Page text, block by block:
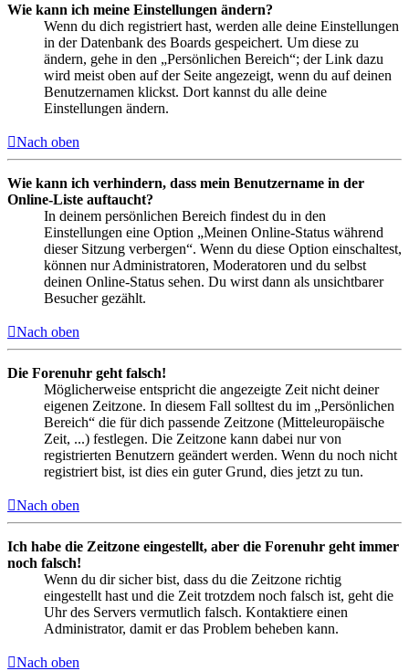
Wie kann ich meine Einstellungen ändern?
Wenn du dich registriert hast, werden alle deine Einstellungen
in der Datenbank des Boards gespeichert. Um diese zu
ändern, gehe in den „Persönlichen Bereich“; der Link dazu
wird meist oben auf der Seite angezeigt, wenn du auf deinen
Benutzernamen klickst. Dort kannst du alle deine
Einstellungen ändern.
Nach oben
Wie kann ich verhindern, dass mein Benutzername in der
Online-Liste auftaucht?
In deinem persönlichen Bereich findest du in den
Einstellungen eine Option „Meinen Online-Status während
dieser Sitzung verbergen“. Wenn du diese Option einschaltest,
können nur Administratoren, Moderatoren und du selbst
deinen Online-Status sehen. Du wirst dann als unsichtbarer
Besucher gezählt.
Nach oben
Die Forenuhr geht falsch!
Möglicherweise entspricht die angezeigte Zeit nicht deiner
eigenen Zeitzone. In diesem Fall solltest du im „Persönlichen
Bereich“ die für dich passende Zeitzone (Mitteleuropäische
Zeit, ...) festlegen. Die Zeitzone kann dabei nur von
registrierten Benutzern geändert werden. Wenn du noch nicht
registriert bist, ist dies ein guter Grund, dies jetzt zu tun.
Nach oben
Ich habe die Zeitzone eingestellt, aber die Forenuhr geht immer
noch falsch!
Wenn du dir sicher bist, dass du die Zeitzone richtig
eingestellt hast und die Zeit trotzdem noch falsch ist, geht die
Uhr des Servers vermutlich falsch. Kontaktiere einen
Administrator, damit er das Problem beheben kann.
Nach oben